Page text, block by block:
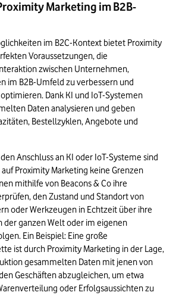
Marketing im B2B-
im B2C-Kontext bietet Proximity
Voraussetzungen, die
zwischen Unternehmen,
im B2B-Umfeld zu verbessern und
Dank KI und IoT-Systemen
Daten analysieren und geben
Bestellzyklen, Angebote und
Anschluss an KI oder IoT-Systeme sind
auf Proximity Marketing keine Grenzen
mithilfe von Beacons & Co ihre
den Zustand und Standort von
oder Werkzeugen in Echtzeit über ihre
der ganzen Welt oder im eigenen
Ein Beispiel: Eine große
ist durch Proximity Marketing in der Lage,
gesammelten Daten mit jenen von
Geschäften abzugleichen, um etwa
oder Erfolgsaussichten zu